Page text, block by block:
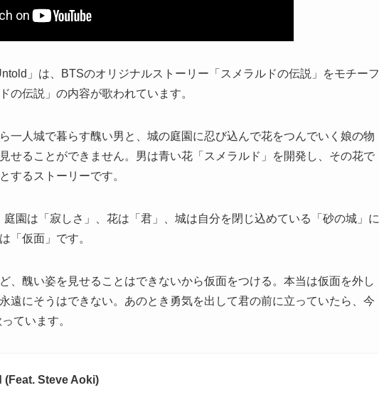
」は、BTSのオリジナルストーリー「スメラルドの伝説」をモチーフ
の伝説」の内容が歌われています。
一人城で暮らす醜い男と、城の庭園に忍び込んで花をつんでいく娘の物
せることができません。男は青い花「スメラルド」を開発し、その花で
するストーリーです。
園は「寂しさ」、花は「君」、城は自分を閉じ込めている「砂の城」に
「仮面」です。
、醜い姿を見せることはできないから仮面をつける。本当は仮面を外し
遠にそうはできない。あのとき勇気を出して君の前に立っていたら、今
ています。
Steve Aoki)